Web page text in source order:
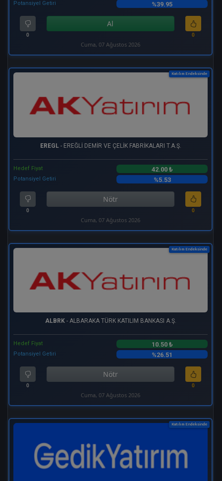
Potansiyel Getiri %39.95
0
Al
0
Cuma, 07 Ağustos 2026
Katılım Endeksinde
EREGL - EREĞLİ DEMİR VE ÇELİK FABRİKALARI T.A.Ş.
Hedef Fiyat 42.00 ₺
Potansiyel Getiri %5.53
0
Nötr
0
Cuma, 07 Ağustos 2026
Katılım Endeksinde
ALBRK- ALBARAKA TÜRK KATILIM BANKASI A.Ş.
Hedef Fiyat 10.50 ₺
Potansiyel Getiri %26.51
0
Nötr
0
Cuma, 07 Ağustos 2026
Katılım Endeksinde